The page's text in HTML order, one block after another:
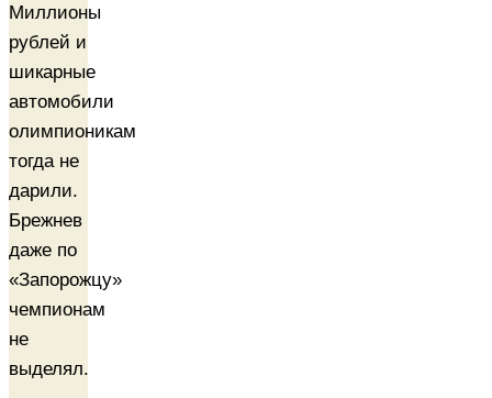
Миллионы
рублей и
шикарные
автомобили
олимпионикам
тогда не
дарили.
Брежнев
даже по
«Запорожцу»
чемпионам
не
выделял.